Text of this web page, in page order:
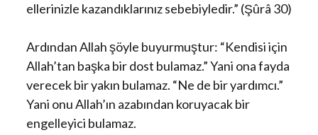
ellerinizle kazandıklarınız sebebiyledir.” (Şûrâ 30)
Ardından Allah şöyle buyurmuştur: “Kendisi için
Allah’tan başka bir dost bulamaz.” Yani ona fayda
verecek bir yakın bulamaz. “Ne de bir yardımcı.”
Yani onu Allah’ın azabından koruyacak bir
engelleyici bulamaz.